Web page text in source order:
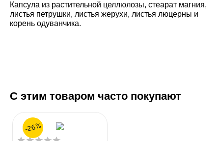
Капсула из растительной целлюлозы, стеарат магния,
листья петрушки, листья жерухи, листья люцерны и
корень одуванчика.
С этим товаром часто покупают
-26%